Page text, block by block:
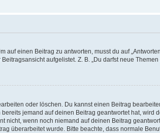
auf einen Beitrag zu antworten, musst du auf
aufgelistet. Z. B. „Du darfst neue Themen
oder löschen. Du kannst einen Beitrag
jemand auf deinen Beitrag geantwortet hat,
wenn noch niemand auf deinen Beitrag
überarbeitet wurde. Bitte beachte, dass normale